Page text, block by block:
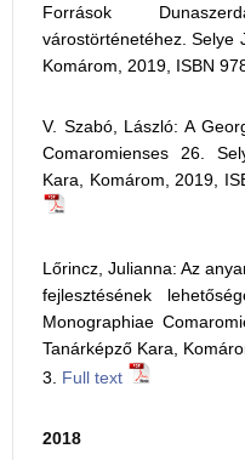
Források
várostörténetéhez. Selye
Komárom, 2019, ISBN
V. Szabó, László: A
Comaromienses 26.
Kara, Komárom, 2019,
Lőrincz, Julianna: Az
fejlesztésének
Monographiae
Tanárképző Kara,
3. Full text
2018